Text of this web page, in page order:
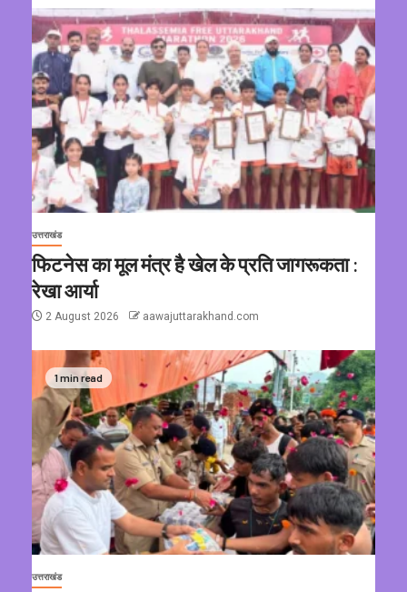
उत्तराखंड
फिटनेस का मूल मंत्र है खेल के प्रति जागरूकता :
रेखा आर्या
2 August 2026 aawajuttarakhand.com
1 min read
उत्तराखंड